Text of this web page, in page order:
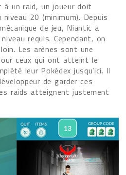
à un raid, un joueur doit
20 (minimum). Depuis
de jeu, Niantic a
requis. Cependant, on
Les arènes sont une
ceux qui ont atteint le
leur Pokédex jusqu’ici. Il
de garder ces
raids atteignent justement